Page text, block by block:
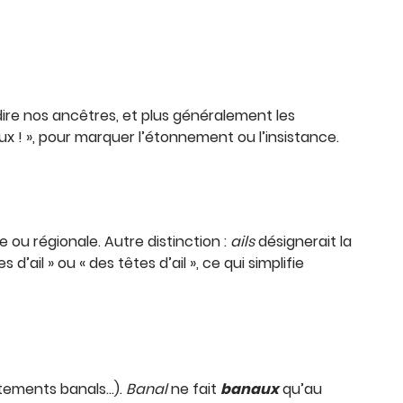
nos ancêtres, et plus généralement les
! », pour marquer l’étonnement ou l’insistance.
ou régionale. Autre distinction : ailsdésignerait la
» ou « des têtes d’ail », ce qui simplifie
banals…). Banalne fait banauxqu’au